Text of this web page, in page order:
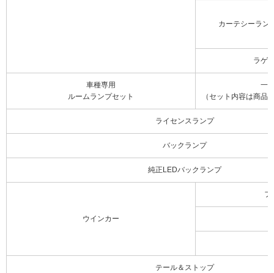
カーテシーラン
ラゲ
車種専用
ルームランプセット
一
（セット内容は商品
ライセンスランプ
バックランプ
純正LEDバックランプ
ウインカー
フ
テール＆ストップ